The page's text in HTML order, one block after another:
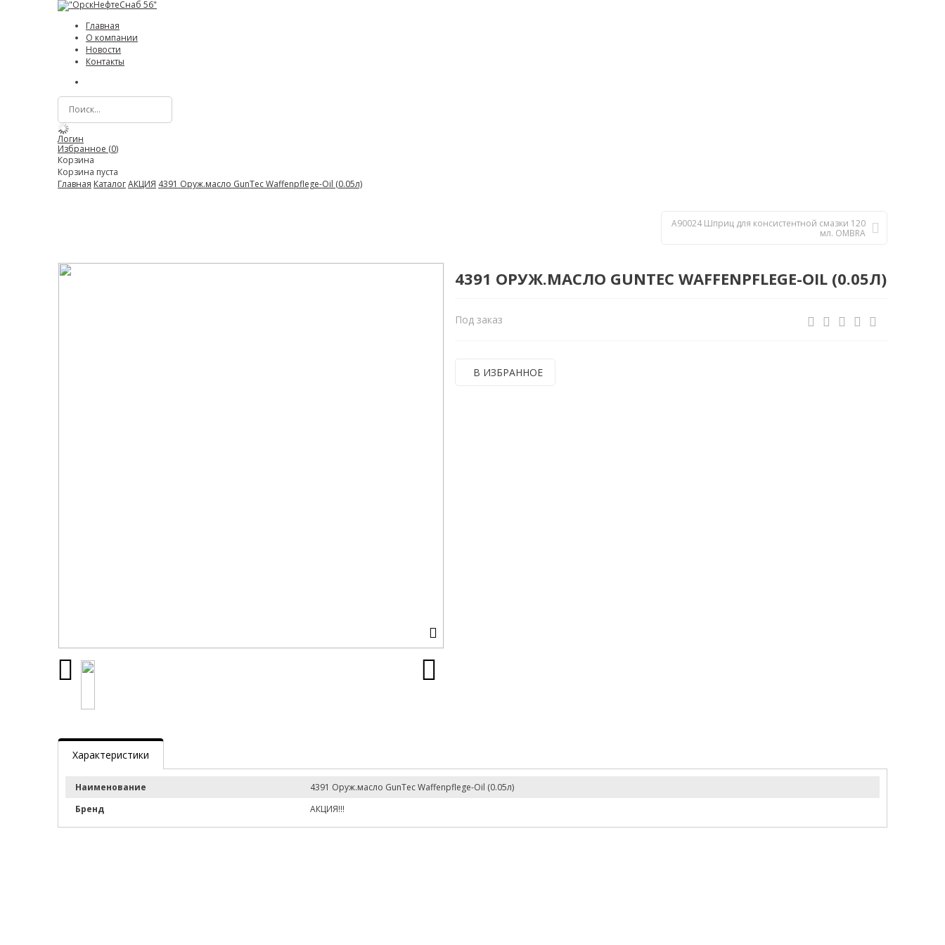
Главная
О компании
Новости
Контакты
Логин
Избранное (0)
Корзина
Корзина пуста
Главная КаталогАКЦИЯ 4391 Оруж.масло GunTec Waffenpflege-Oil (0.05л)
A90024 Шприц для консистентной смазки 120
мл. ОМBRA
4391 ОРУЖ.МАСЛО GUNTEC WAFFENPFLEGE-OIL (0.05Л)
Под заказ
В ИЗБРАННОЕ
Характеристики
Наименование
4391 Оруж.масло GunTec Waffenpflege-Oil (0.05л)
Бренд
АКЦИЯ!!!